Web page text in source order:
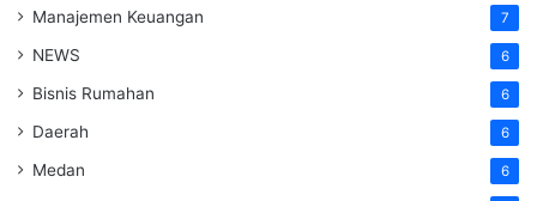
Manajemen Keuangan 7
NEWS 6
Bisnis Rumahan 6
Daerah 6
Medan 6